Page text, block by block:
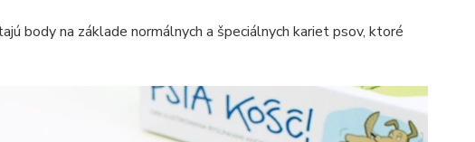
body na základe normálnych a špeciálnych kariet psov, ktoré